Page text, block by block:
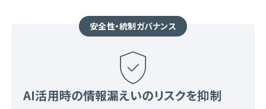
安全性・統制ガバナンス
AI活用時の情報漏えいのリスクを抑制